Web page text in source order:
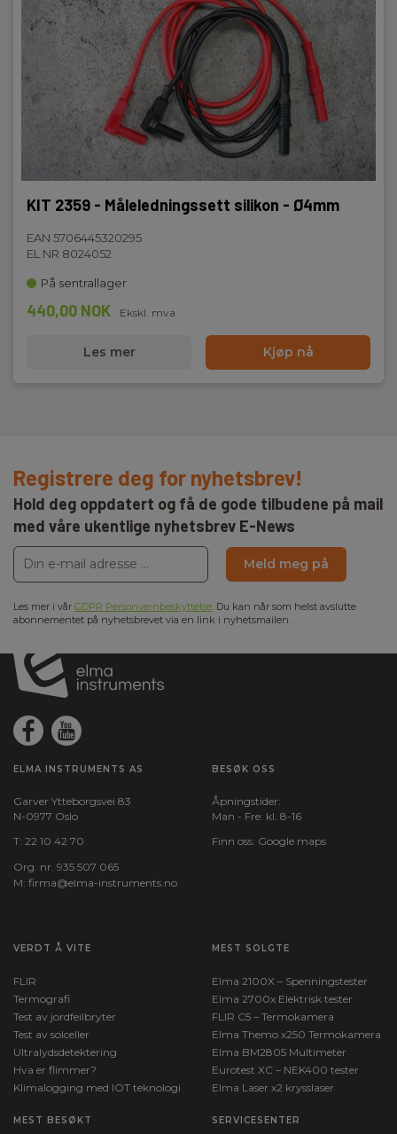
KIT 2359 - Måleledningssett silikon - Ø4mm
EAN 5706445320295
EL.NR 8024052
På sentrallager
440,00 NOK Ekskl. mva
Les mer Kjøp nå
Registrere deg for nyhetsbrev!
Hold deg oppdatert og få de gode tilbudene på mail
med våre ukentlige nyhetsbrev E-News
Meld meg på
Les mer i vår GDPR Personvernbeskyttelse. Du kan når som helst avslutte
abonnementet på nyhetsbrevet via en link i nyhetsmailen.
ELMA INSTRUMENTS AS
Garver Ytteborgsvei 83
N-0977 Oslo
T: 22 10 42 70
Org. nr. 935 507 065
M: firma@elma-instruments.no​
BESØK OSS
Åpningstider:
Man - Fre: kl. 8-16
Finn oss: Google maps
VERDT Å VITE
FLIR
Termografi
Test av jordfeilbryter
Test av solceller
Ultralydsdetektering
Hva er flimmer?
Klimalogging med IOT teknologi
MEST SOLGTE
Elma 2100X – Spenningstester
Elma 2700x Elektrisk tester
FLIR C5 – Termokamera
Elma Themo x250 Termokamera
Elma BM2805 Multimeter
Eurotest XC – NEK400 tester
Elma Laser x2 krysslaser
MEST BESØKT SERVICESENTER